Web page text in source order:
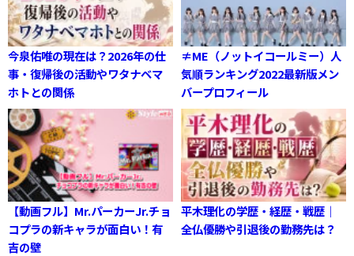
今泉佑唯の現在は？2026年の仕
事・復帰後の活動やワタナベマ
ホトとの関係
≠ME（ノットイコールミー）人
気順ランキング2022最新版メン
バープロフィール
【動画フル】Mr.パーカーJr.チョ
コプラの新キャラが面白い！有
吉の壁
平木理化の学歴・経歴・戦歴｜
全仏優勝や引退後の勤務先は？